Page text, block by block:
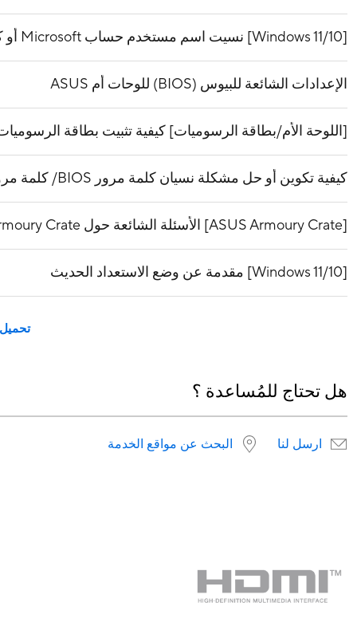
هل تحتاج للمُساعدة ؟
ارسل لنا البحث عن مواقع الخدمة
[Windows 11/10] نسيت اسم مستخدم حساب Microsoft أو كلمة المرور أو رمز PIN لتسجيل الدخول
الإعدادات الشائعة للبيوس (BIOS) للوحات أم ASUS
[اللوحة الأم/بطاقة الرسوميات] كيفية تثبيت بطاقة
كيفية تكوين أو حل مشكلة نسيان كلمة مرور BIOS/ كلمة مرور UEFI/ كلمة مرور الإقلاع
[ASUS Armoury Crate] الأسئلة الشائعة حول Armoury Crate
[Windows 11/10] مقدمة عن وضع الاستعداد الحديث